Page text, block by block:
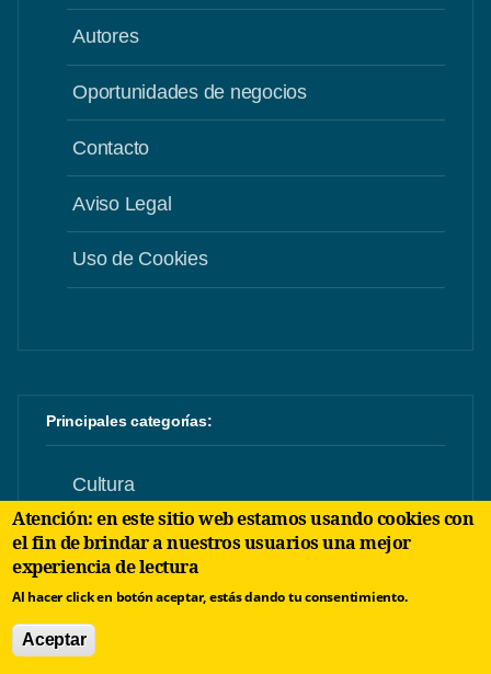
Autores
Oportunidades de negocios
Contacto
Aviso Legal
Uso de Cookies
Principales categorías:
Cultura
Sociedad
Noticias
Entrevistas
Atención: en este sitio web estamos usando cookies con
el fin de brindar a nuestros usuarios una mejor
experiencia de lectura
Al hacer click en botón aceptar, estás dando tu consentimiento.
Aceptar